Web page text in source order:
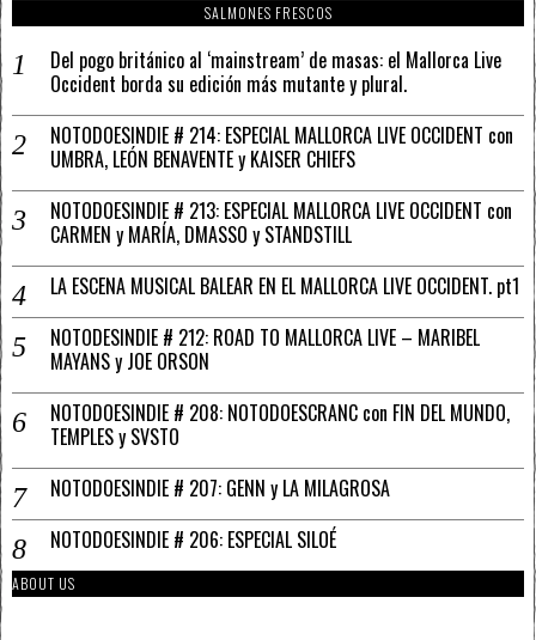
SALMONES FRESCOS
Del pogo británico al ‘mainstream’ de masas: el Mallorca Live
Occident borda su edición más mutante y plural.
NOTODOESINDIE # 214: ESPECIAL MALLORCA LIVE OCCIDENT con
UMBRA, LEÓN BENAVENTE y KAISER CHIEFS
NOTODOESINDIE # 213: ESPECIAL MALLORCA LIVE OCCIDENT con
CARMEN y MARÍA, DMASSO y STANDSTILL
LA ESCENA MUSICAL BALEAR EN EL MALLORCA LIVE OCCIDENT. pt1
NOTODESINDIE # 212: ROAD TO MALLORCA LIVE – MARIBEL
MAYANS y JOE ORSON
NOTODOESINDIE # 208: NOTODOESCRANC con FIN DEL MUNDO,
TEMPLES y SVSTO
NOTODOESINDIE # 207: GENN y LA MILAGROSA
NOTODOESINDIE # 206: ESPECIAL SILOÉ
ABOUT US